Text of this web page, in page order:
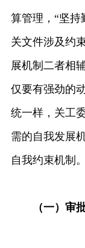
算管理，“坚持
关文件涉及约
展机制二者相
仅要有强劲的
统一样，关工
需的自我发展
自我约束机制。
（一）审